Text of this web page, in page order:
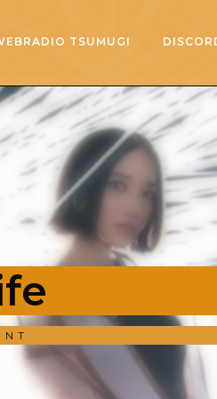
TSUMUGI